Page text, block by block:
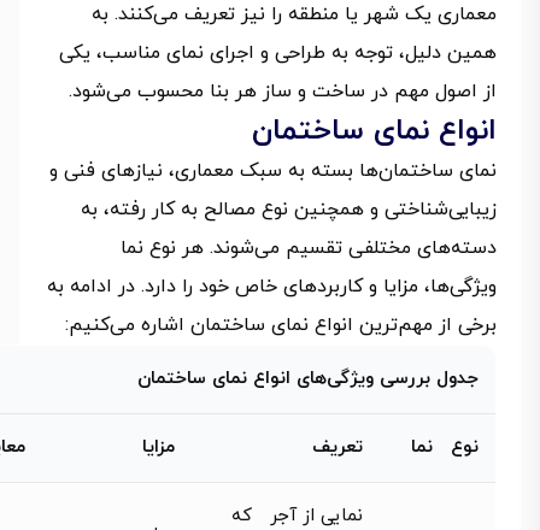
معماری یک شهر یا منطقه را نیز تعریف می‌کنند. به
همین دلیل، توجه به طراحی و اجرای نمای مناسب، یکی
از اصول مهم در ساخت و ساز هر بنا محسوب می‌شود.
انواع نمای ساختمان
نمای ساختمان‌ها بسته به سبک معماری، نیازهای فنی و
زیبایی‌شناختی و همچنین نوع مصالح به کار رفته، به
دسته‌های مختلفی تقسیم می‌شوند. هر نوع نما
ویژگی‌ها، مزایا و کاربردهای خاص خود را دارد. در ادامه به
برخی از مهم‌ترین انواع نمای ساختمان اشاره می‌کنیم:
جدول بررسی ویژگی‌های انواع نمای ساختمان
نوع نما تعریف مزایا
نمایی از آجر که